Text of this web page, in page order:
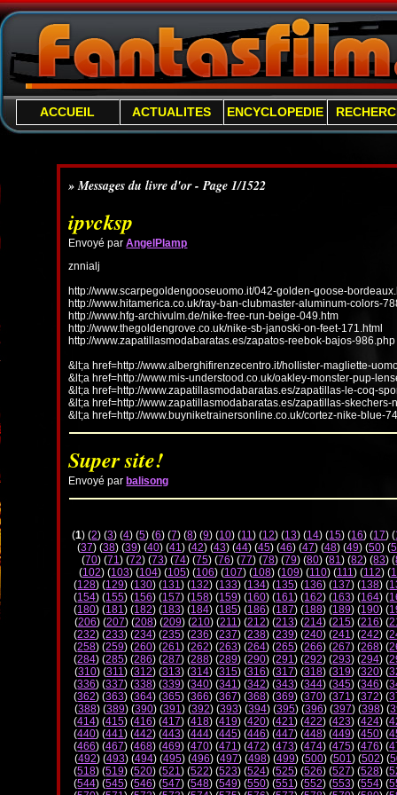
ACCUEIL ACTUALITES ENCYCLOPEDIE
» Messages du livre d'or - Page 1/1522
ipvcksp
Envoyé parAngelPlamp
znnialj
http://www.scarpegoldengooseuomo.it/042-golden-goose-
http://www.hitamerica.co.uk/ray-ban-clubmaster-aluminum-colors-
http://www.hfg-archivulm.de/nike-free-run-beige-049.htm
http://www.thegoldengrove.co.uk/nike-sb-janoski-on-feet-171.html
http://www.zapatillasmodabaratas.es/zapatos-reebok-bajos-986.php
&lt;a href=http://www.alberghifirenzecentro.it/hollister-magliette-
&lt;a href=http://www.mis-understood.co.uk/oakley-monster-pup-
&lt;a href=http://www.zapatillasmodabaratas.es/zapatillas-le-coq-
&lt;a href=http://www.zapatillasmodabaratas.es/zapatillas-
&lt;a href=http://www.buyniketrainersonline.co.uk/cortez-nike-blue-
Super site!
Envoyé par balisong
(1) (2) (3) (4) (5) (6) (7) (8) (9) (10) (11) (12) (13) (14) (15) (16) (17) (
(37) (38) (39) (40) (41) (42) (43) (44) (45) (46) (47) (48) (49) (50) (
(70) (71) (72) (73) (74) (75) (76) (77) (78) (79) (80) (81) (82) (83) (
(102) (103) (104) (105) (106) (107) (108) (109) (110) (111) (112) (
(128) (129) (130) (131) (132) (133) (134) (135) (136) (137) (138) (
(154) (155) (156) (157) (158) (159) (160) (161) (162) (163) (164) (
(180) (181) (182) (183) (184) (185) (186) (187) (188) (189) (190) (
(206) (207) (208) (209) (210) (211) (212) (213) (214) (215) (216) (
(232) (233) (234) (235) (236) (237) (238) (239) (240) (241) (242) (
(258) (259) (260) (261) (262) (263) (264) (265) (266) (267) (268) (
(284) (285) (286) (287) (288) (289) (290) (291) (292) (293) (294) (
(310) (311) (312) (313) (314) (315) (316) (317) (318) (319) (320) (
(336) (337) (338) (339) (340) (341) (342) (343) (344) (345) (346) (
(362) (363) (364) (365) (366) (367) (368) (369) (370) (371) (372) (
(388) (389) (390) (391) (392) (393) (394) (395) (396) (397) (398) (
(414) (415) (416) (417) (418) (419) (420) (421) (422) (423) (424) (
(440) (441) (442) (443) (444) (445) (446) (447) (448) (449) (450) (
(466) (467) (468) (469) (470) (471) (472) (473) (474) (475) (476) (
(492) (493) (494) (495) (496) (497) (498) (499) (500) (501) (502) (
(518) (519) (520) (521) (522) (523) (524) (525) (526) (527) (528) (
(544) (545) (546) (547) (548) (549) (550) (551) (552) (553) (554) (